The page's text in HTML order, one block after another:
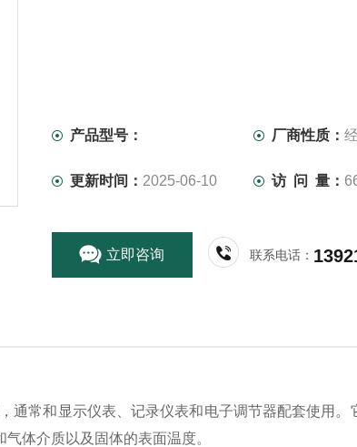
产品型号： 厂商性质：
更新时间： 2025-06-10 访 问 量：
立即咨询 联系电话：
通常和显示仪表、记录仪表和电子调节器配套使用。
体介质以及固体的表面温度。